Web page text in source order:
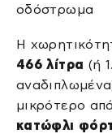
οδόστρωμα
Η
466 λίτρα (ή
μικρότερο
κατώφλι